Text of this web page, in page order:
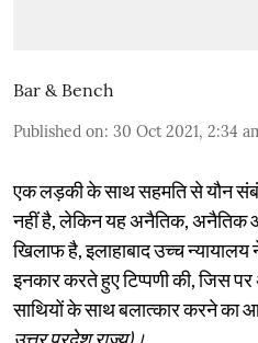
Bar & Bench
Published on: 30 Oct 2021, 2:34
एक लड़की के साथ सहमति से यौन
नहीं है, लेकिन यह अनैतिक, अनैतिक
खिलाफ है, इलाहाबाद उच्च
इनकार करते हुए टिप्पणी की, जिस
साथियों के साथ बलात्कार करने का
उत्तर प्रदेश राज्य)।